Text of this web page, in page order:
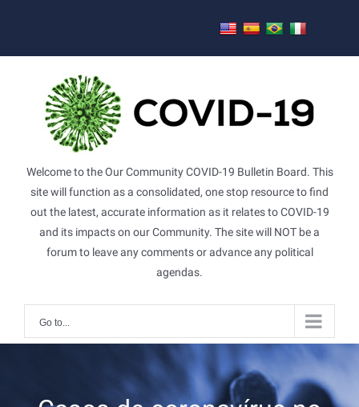
Welcome to the Our Community COVID-19 Bulletin Board. This
site will function as a consolidated, one stop resource to find
out the latest, accurate information as it relates to COVID-19
and its impacts on our Community. The site will NOT be a
forum to leave any comments or advance any political
agendas.
Go to...